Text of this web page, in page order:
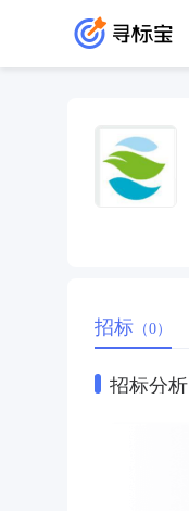
招标 （0）
招标分析